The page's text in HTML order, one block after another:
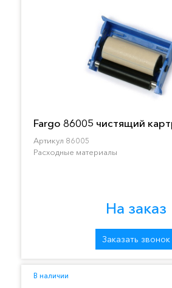
Fargo 86005 чистящий
Артикул 86005
Расходные материалы
На заказ
Заказать звонок
В наличии